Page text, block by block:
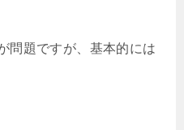
問題ですが、基本的には